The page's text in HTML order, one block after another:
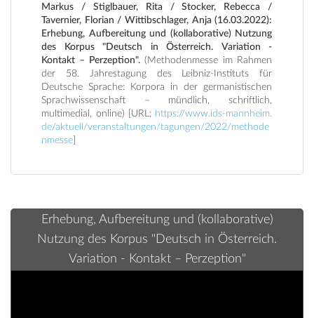
Markus / Stiglbauer, Rita / Stocker, Rebecca /
Tavernier, Florian / Wittibschlager, Anja (16.03.2022):
Erhebung, Aufbereitung und (kollaborative) Nutzung
des Korpus "Deutsch in Österreich. Variation -
Kontakt – Perzeption". (Methodenmesse im Rahmen
der 58. Jahrestagung des Leibniz-Instituts für
Deutsche Sprache: Korpora in der germanistischen
Sprachwissenschaft – mündlich, schriftlich,
multimedial, online) [URL: https://www.ids-mannheim.
de/aktuell/veranstaltungen/tagungen/2022/methode
nmesse
Erhebung, Aufbereitung und (kollaborative)
Nutzung des Korpus "Deutsch in Österreich.
Variation - Kontakt – Perzeption"